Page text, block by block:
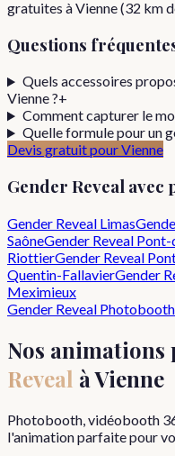
gratuites àVienne(32 km
Questions
Quels accessoires
Vienne ?+
Comment capturer le
Quelle formule pour un
Devis gratuit pourVienne
Gender Reveal avec
Gender Reveal Limas
SaôneGender Reveal Pont-
RiottierGender Reveal
Quentin-FallavierGender
Meximieux
Gender Reveal
Nos animations
Reveal àVienne
Photobooth, vidéobooth
l'animation parfaite pour